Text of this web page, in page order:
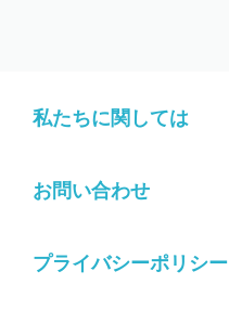
私たちに関しては
お問い合わせ
プライバシーポリシー